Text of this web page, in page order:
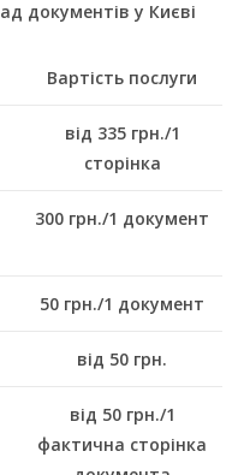
документів у Києві
Вартість послуги
від 335 грн./1
сторінка
300 грн./1 документ
50 грн./1 документ
від 50 грн.
від 50 грн./1
фактична сторінка